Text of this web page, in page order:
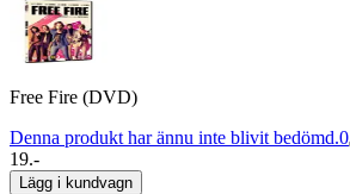
Free Fire (DVD)
Denna produkt har ännu inte blivit bedömd.0
19.-
Lägg i kundvagn